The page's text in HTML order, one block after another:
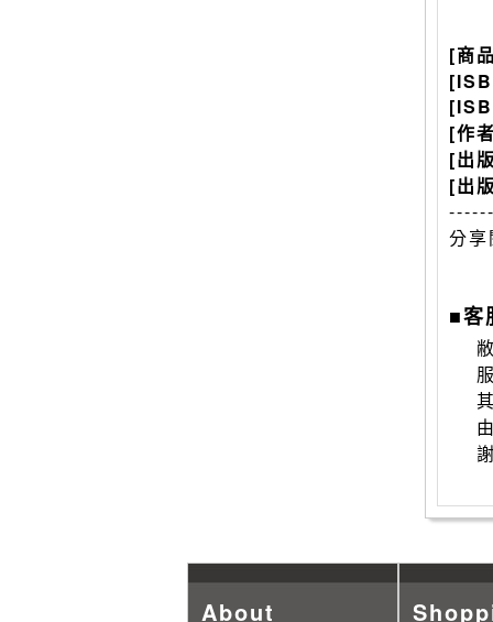
[商
[作
[出
[出
分
■客
About